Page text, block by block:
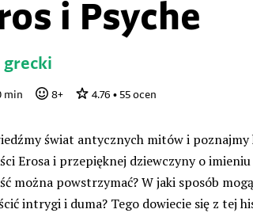
i Psyche
grecki
min 8+ 4.76 • 55 ocen
świat antycznych mitów i
Erosa i przepięknej dziewczyny o imieniu
można powstrzymać? W jaki sposób
intrygi i duma? Tego dowiecie się z tej